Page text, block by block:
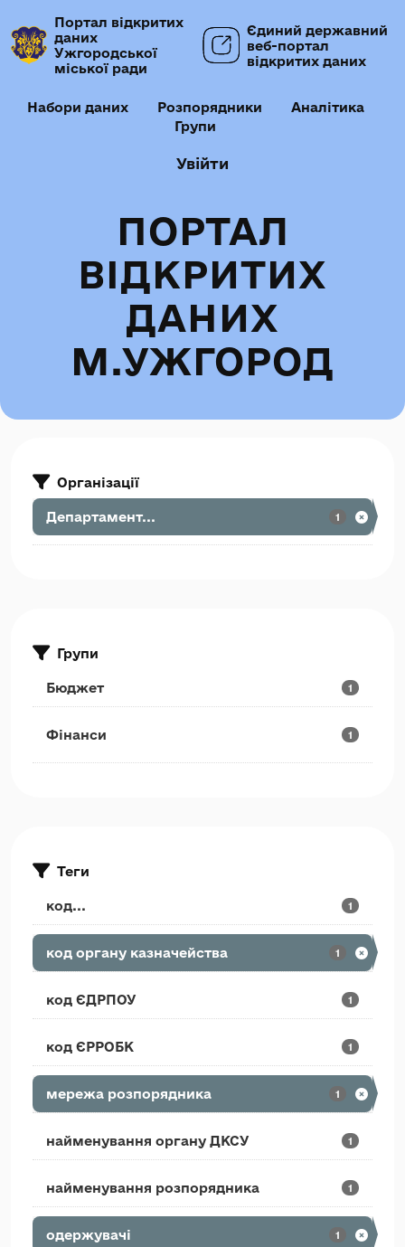
Портал відкритих
даних
Ужгородської
міської ради
Єдиний державний
веб-портал
відкритих даних
Набори даних Розпорядники
Аналітика
Групи
Увійти
ПОРТАЛ
ВІДКРИТИХ
ДАНИХ
М.УЖГОРОД
Організації
Департамент... 1
Групи
Бюджет 1
Фінанси 1
Теги
код... 1
код органу казначейства 1
код ЄДРПОУ 1
код ЄРРОБК 1
мережа розпорядника 1
найменування органу ДКСУ 1
найменування розпорядника 1
одержувачі 1